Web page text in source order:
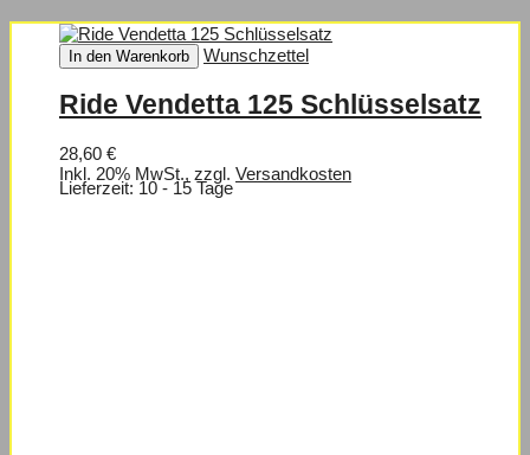
In den Warenkorb Wunschzettel
Ride Vendetta 125 Schlüsselsatz
28,60 €
Inkl. 20% MwSt., zzgl. Versandkosten
Lieferzeit: 10 - 15 Tage